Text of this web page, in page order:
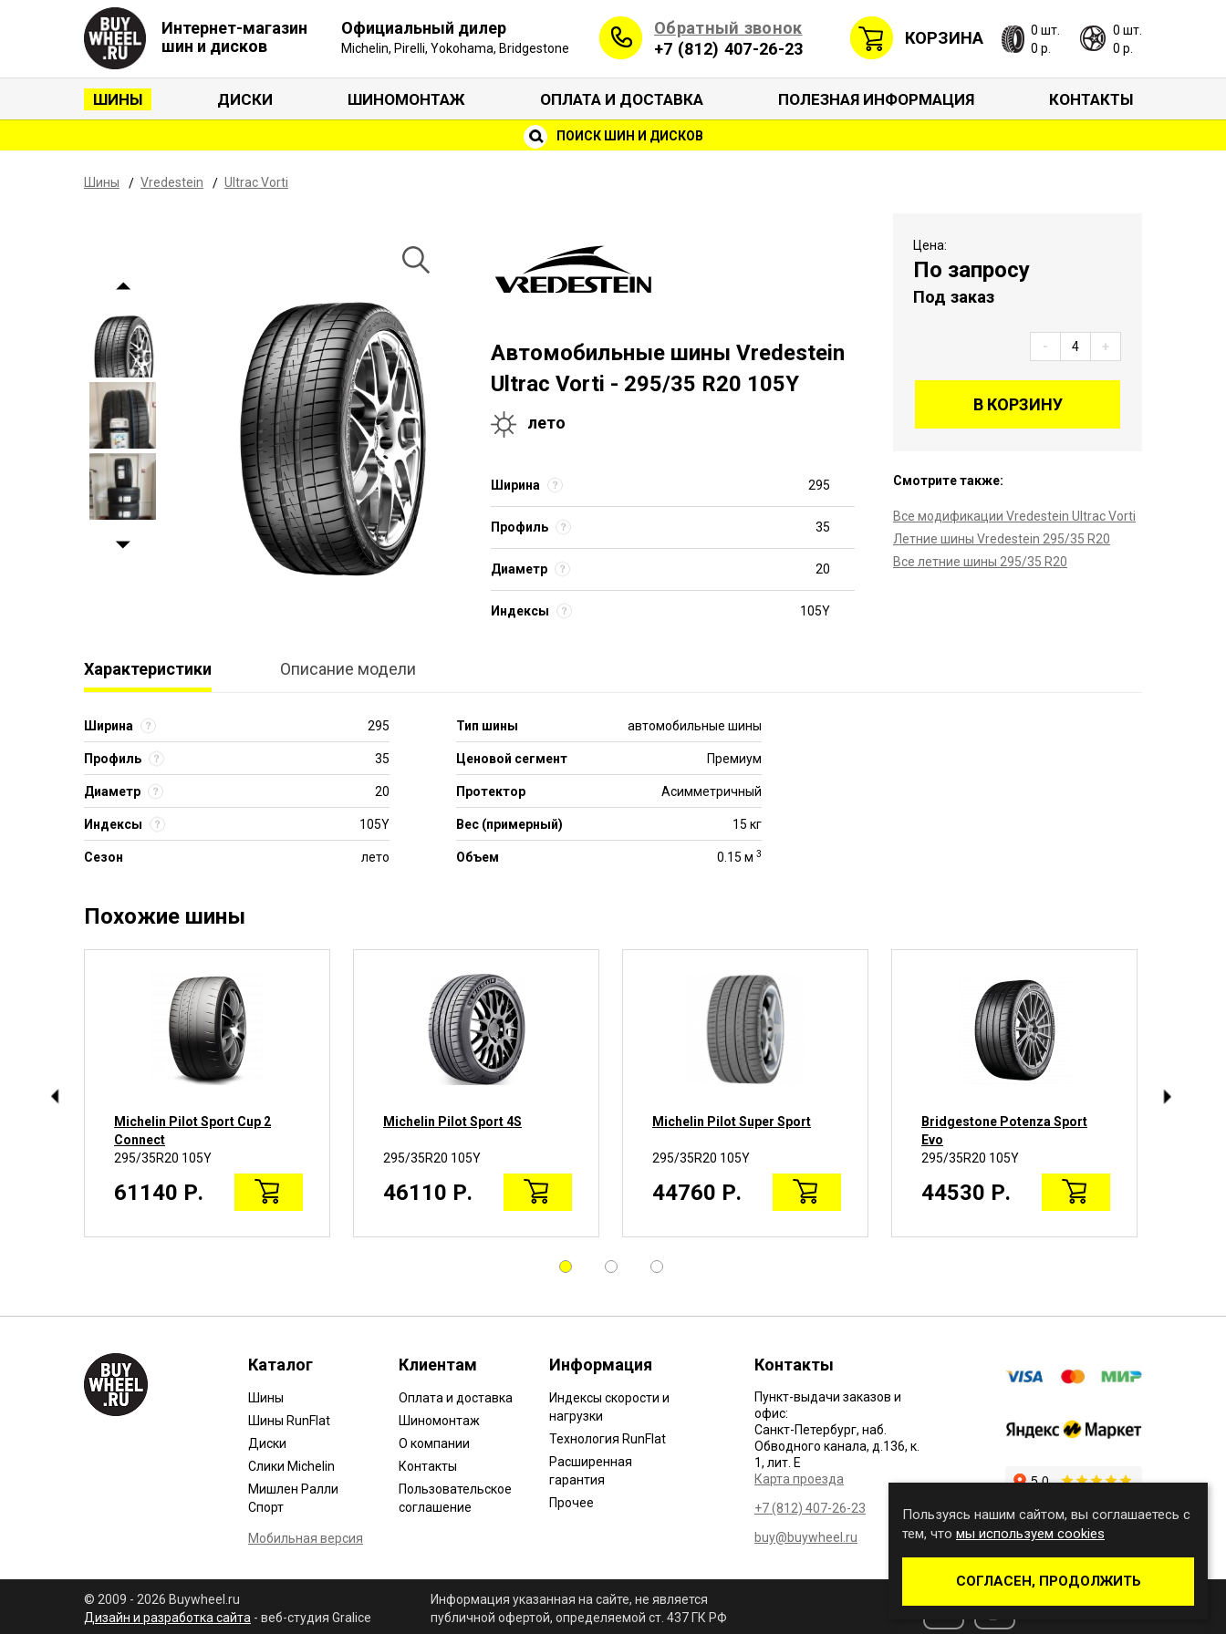
Интернет-магазин
шин и дисков
Официальный дилер
Michelin, Pirelli, Yokohama, Bridgestone
Обратный звонок
+7 (812) 407-26-23
КОРЗИНА
0 шт.
0 р.
0 шт.
0 р.
ШИНЫ ДИСКИ ШИНОМОНТАЖ ОПЛАТА И ДОСТАВКА ПОЛЕЗНАЯ ИНФОРМАЦИЯ КОНТАКТЫ
ПОИСК ШИН И ДИСКОВ
Шины Vredestein Ultrac Vorti
Автомобильные шины Vredestein
Ultrac Vorti - 295/35 R20 105Y
лето
Ширина 295
Профиль 35
Диаметр 20
Индексы 105Y
Цена:
По запросу
Под заказ
- +
В КОРЗИНУ
Смотрите также:
Все модификации Vredestein Ultrac Vorti
Летние шины Vredestein 295/35 R20
Все летние шины 295/35 R20
Характеристики Описание модели
Ширина 295
Профиль 35
Диаметр 20
Индексы 105Y
Сезон лето
Тип шины автомобильные шины
Ценовой сегмент Премиум
Протектор Асимметричный
Вес (примерный) 15 кг
Объем 0.15 м 3
Похожие шины
Michelin Pilot Sport Cup 2
Connect
295/35R20 105Y
61140 Р.
Michelin Pilot Sport 4S
295/35R20 105Y
46110 Р.
Michelin Pilot Super Sport
295/35R20 105Y
44760 Р.
Bridgestone Potenza Sport
Evo
295/35R20 105Y
44530 Р.
Каталог
Шины
Шины RunFlat
Диски
Слики Michelin
Мишлен Ралли
Спорт
Мобильная версия
Клиентам
Оплата и доставка
Шиномонтаж
О компании
Контакты
Пользовательское
соглашение
Информация
Индексы скорости и
нагрузки
Технология RunFlat
Расширенная
гарантия
Прочее
Контакты
Пункт-выдачи заказов и
офис:
Санкт-Петербург, наб.
Обводного канала, д.136, к.
1, лит. Е
Карта проезда
+7 (812) 407-26-23
buy@buywheel.ru
© 2009 - 2026 Buywheel.ru
Дизайн и разработка сайта - веб-студия Gralice
Информация указанная на сайте, не является
публичной офертой, определяемой ст. 437 ГК РФ
Пользуясь нашим сайтом, вы соглашаетесь с
тем, что мы используем cookies
СОГЛАСЕН, ПРОДОЛЖИТЬ